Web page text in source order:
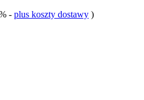
- plus koszty dostawy )